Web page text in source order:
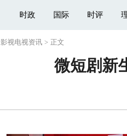
时政 国际 时评
影视电视资讯 > 正文
微短剧新